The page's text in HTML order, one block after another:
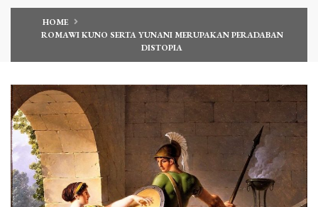
HOME
ROMAWI KUNO SERTA YUNANI MERUPAKAN PERADABAN
DISTOPIA